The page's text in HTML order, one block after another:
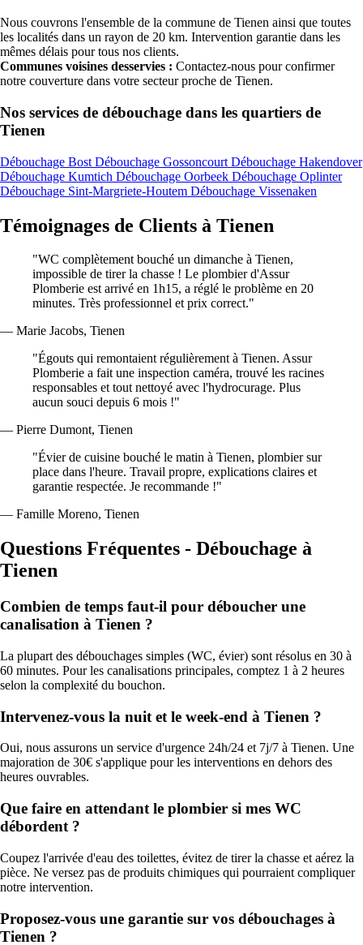
Nous couvrons l'ensemble de la commune de Tienen ainsi que toutes
les localités dans un rayon de 20 km. Intervention garantie dans les
mêmes délais pour tous nos clients.
Communes voisines desservies : Contactez-nous pour confirmer
notre couverture dans votre secteur proche de Tienen.
Nos services de débouchage dans les quartiers de
Tienen
Débouchage Bost Débouchage Gossoncourt Débouchage Hakendover
Débouchage Kumtich Débouchage Oorbeek Débouchage Oplinter
Débouchage Sint-Margriete-Houtem Débouchage Vissenaken
Témoignages de Clients à Tienen
"WC complètement bouché un dimanche à Tienen,
impossible de tirer la chasse ! Le plombier d'Assur
Plomberie est arrivé en 1h15, a réglé le problème en 20
minutes. Très professionnel et prix correct."
— Marie Jacobs, Tienen
"Égouts qui remontaient régulièrement à Tienen. Assur
Plomberie a fait une inspection caméra, trouvé les racines
responsables et tout nettoyé avec l'hydrocurage. Plus
aucun souci depuis 6 mois !"
— Pierre Dumont, Tienen
"Évier de cuisine bouché le matin à Tienen, plombier sur
place dans l'heure. Travail propre, explications claires et
garantie respectée. Je recommande !"
— Famille Moreno, Tienen
Questions Fréquentes - Débouchage à
Tienen
Combien de temps faut-il pour déboucher une
canalisation à Tienen ?
La plupart des débouchages simples (WC, évier) sont résolus en 30 à
60 minutes. Pour les canalisations principales, comptez 1 à 2 heures
selon la complexité du bouchon.
Intervenez-vous la nuit et le week-end à Tienen ?
Oui, nous assurons un service d'urgence 24h/24 et 7j/7 à Tienen. Une
majoration de 30€ s'applique pour les interventions en dehors des
heures ouvrables.
Que faire en attendant le plombier si mes WC
débordent ?
Coupez l'arrivée d'eau des toilettes, évitez de tirer la chasse et aérez la
pièce. Ne versez pas de produits chimiques qui pourraient compliquer
notre intervention.
Proposez-vous une garantie sur vos débouchages à
Tienen ?